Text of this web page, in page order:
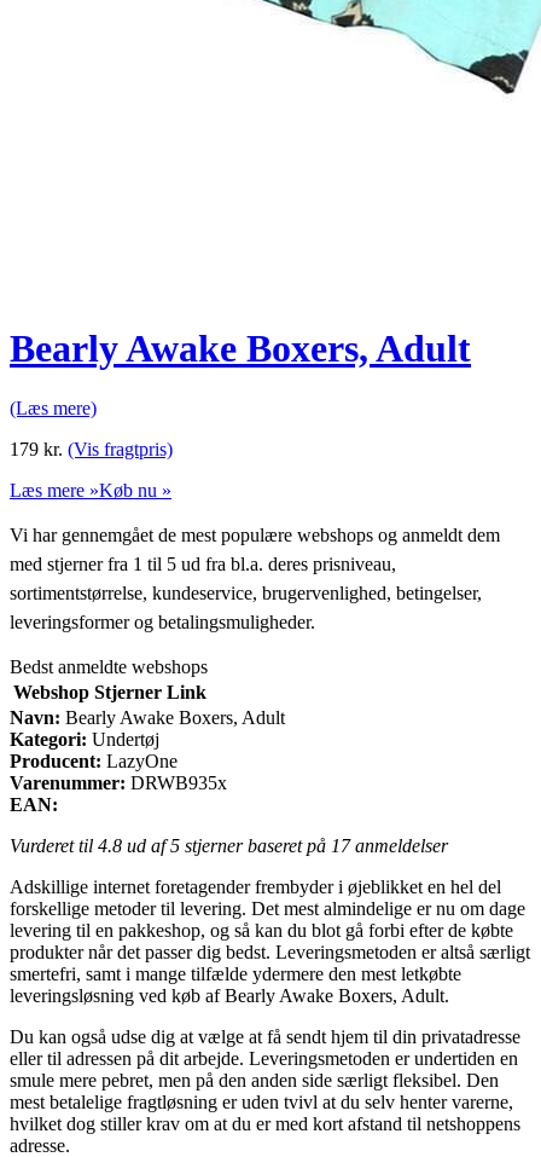
Bearly Awake Boxers, Adult
(Læs mere)
179 kr. (Vis fragtpris)
Læs mere »Køb nu »
Vi har gennemgået de mest populære webshops og anmeldt dem
med stjerner fra 1 til 5 ud fra bl.a. deres prisniveau,
sortimentstørrelse, kundeservice, brugervenlighed, betingelser,
leveringsformer og betalingsmuligheder.
Bedst anmeldte webshops
Webshop Stjerner Link
Navn: Bearly Awake Boxers, Adult
Kategori: Undertøj
Producent: LazyOne
Varenummer: DRWB935x
EAN:
Vurderet til 4.8 ud af 5 stjerner baseret på 17anmeldelser
Adskillige internet foretagender frembyder i øjeblikket en hel del
forskellige metoder til levering. Det mest almindelige er nu om dage
levering til en pakkeshop, og så kan du blot gå forbi efter de købte
produkter når det passer dig bedst. Leveringsmetoden er altså særligt
smertefri, samt i mange tilfælde ydermere den mest letkøbte
leveringsløsning ved køb af Bearly Awake Boxers, Adult.
Du kan også udse dig at vælge at få sendt hjem til din privatadresse
eller til adressen på dit arbejde. Leveringsmetoden er undertiden en
smule mere pebret, men på den anden side særligt fleksibel. Den
mest betalelige fragtløsning er uden tvivl at du selv henter varerne,
hvilket dog stiller krav om at du er med kort afstand til netshoppens
adresse.